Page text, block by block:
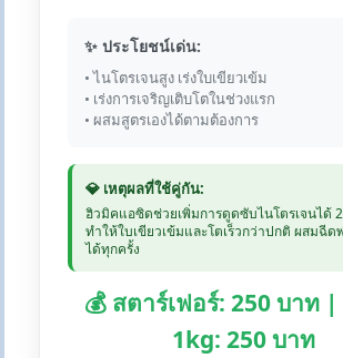
✨ ประโยชน์เด่น:
• ไนโตรเจนสูง เร่งใบเขียวเข้ม
• เร่งการเจริญเติบโตในช่วงแรก
• ผสมสูตรเองได้ตามต้องการ
💎 เหตุผลที่ใช้คู่กัน:
ฮิวมิคแอซิดช่วยเพิ่มการดูดซับไนโตรเจนได้
ทำให้ใบเขียวเข้มและโตเร็วกว่าปกติ ผสมฉี
ได้ทุกครั้ง
💰 สตาร์เฟอร์: 250 บาท
1kg: 250 บาท